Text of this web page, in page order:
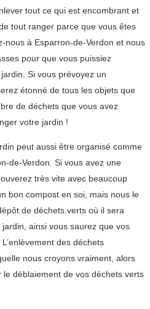
tout ce qui est encombrant et
tout ranger parce que vous êtes
nous à Esparron-de-Verdon et nous
pour que vous puissiez
Si vous prévoyez un
étonné de tous les objets que
de déchets que vous avez
votre jardin !
peut aussi être organisé comme
de-Verdon. Si vous avez une
très vite avec beaucoup
bon compost en soi, mais nous le
de déchets verts où il sera
ainsi vous saurez que vos
des déchets
nous croyons vraiment, alors
déblaiement de vos déchets verts